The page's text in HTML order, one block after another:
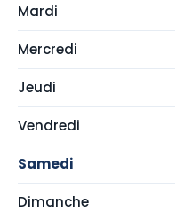
Mardi
Mercredi
Jeudi
Vendredi
Samedi
Dimanche